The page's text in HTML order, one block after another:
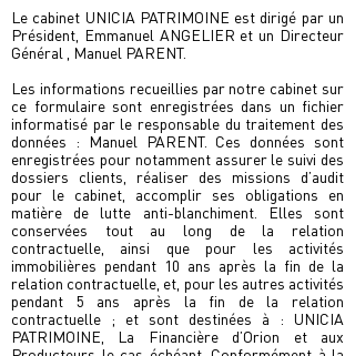
Le cabinet UNICIA PATRIMOINE est dirigé par un
Président, Emmanuel ANGELIER et un Directeur
Général , Manuel PARENT.
Les informations recueillies par notre cabinet sur
ce formulaire sont enregistrées dans un fichier
informatisé par le responsable du traitement des
données : Manuel PARENT. Ces données sont
enregistrées pour notamment assurer le suivi des
dossiers clients, réaliser des missions d’audit
pour le cabinet, accomplir ses obligations en
matière de lutte anti-blanchiment. Elles sont
conservées tout au long de la relation
contractuelle, ainsi que pour les activités
immobilières pendant 10 ans après la fin de la
relation contractuelle, et, pour les autres activités
pendant 5 ans après la fin de la relation
contractuelle ; et sont destinées à : UNICIA
PATRIMOINE, La Financière d’Orion et aux